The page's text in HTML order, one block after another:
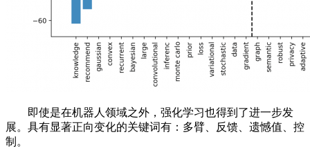
即使是在机器人领域之外，强化学习也得到了进一步发
展。具有显著正向变化的关键词有：多臂、反馈、遗憾值、控
制。